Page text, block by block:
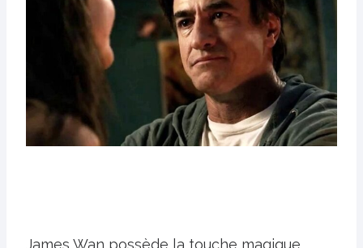
James Wan possède la touche magique